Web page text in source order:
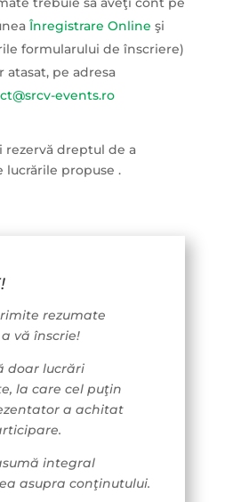
Înregistrare Online şi
formularului de înscriere)
atasat, pe adresa
events.ro
dreptul de a
lucrările propuse .
rezumate
vă înscrie!
doar lucrări
la care cel puţin
a achitat
integral
asupra conţinutului.